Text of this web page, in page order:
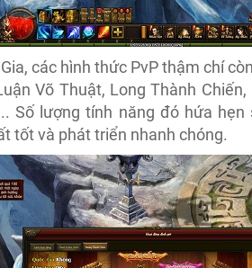
các hình thức PvP thậm chí
Võ Thuật, Long Thành Chiến,
Số lượng tính năng đó hứa
tốt và phát triển nhanh chóng.